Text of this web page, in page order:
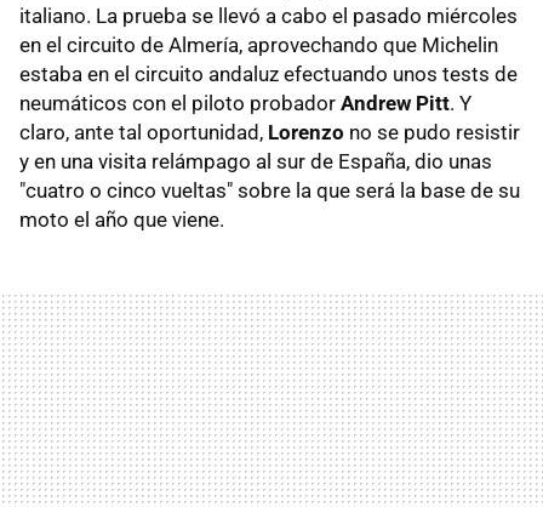
italiano. La prueba se llevó a cabo el pasado miércoles
en el circuito de Almería, aprovechando que Michelin
estaba en el circuito andaluz efectuando unos tests de
neumáticos con el piloto probador Andrew Pitt. Y
claro, ante tal oportunidad, Lorenzo no se pudo resistir
y en una visita relámpago al sur de España, dio unas
"cuatro o cinco vueltas" sobre la que será la base de su
moto el año que viene.